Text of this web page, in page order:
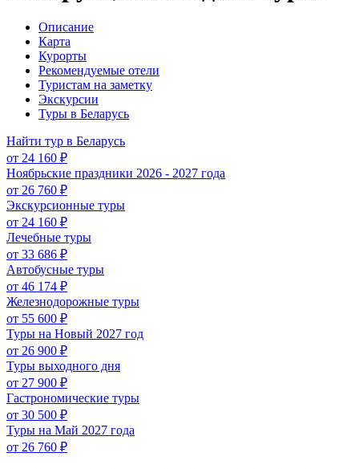
Описание
Карта
Курорты
Рекомендуемые отели
Туристам на заметку
Экскурсии
Туры в Беларусь
Найти тур в Беларусь
от 24 160 ₽
Ноябрьские праздники 2026 - 2027 года
от 26 760 ₽
Экскурсионные туры
от 24 160 ₽
Лечебные туры
от 33 686 ₽
Автобусные туры
от 46 174 ₽
Железнодорожные туры
от 55 600 ₽
Туры на Новый 2027 год
от 26 900 ₽
Туры выходного дня
от 27 900 ₽
Гастрономические туры
от 30 500 ₽
Туры на Май 2027 года
от 26 760 ₽